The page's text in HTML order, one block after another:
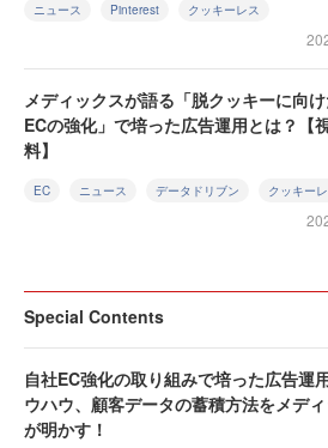
ニュース Pinterest クッキーレス
メディックスが語る「脱クッキーに向
ECの強化」で培った広告運用とは？【
料】
EC ニュース データドリブン クッキー
Special Contents
自社EC強化の取り組みで培った広告運
ウハウ、顧客データの蓄積方法をメデ
が明かす！